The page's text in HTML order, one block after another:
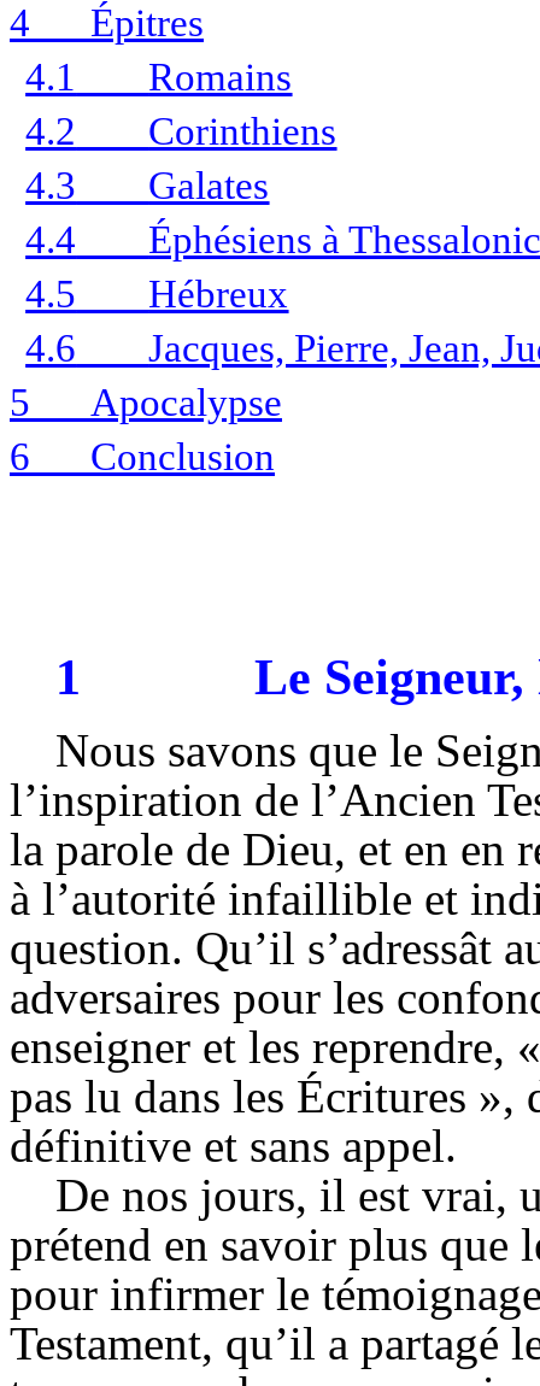
4
Épitres
4.1
Romains
4.2
Corinthiens
4.3
Galates
4.4
Éphésiens à
4.5
Hébreux
4.6
Jacques, Pierre, Jean,
5
Apocalypse
6
Conclusion
1 Le
Nous savons que le
l’inspiration de l’Ancien
la parole de Dieu, et en en
à l’autorité infaillible et
question. Qu’il s’adressât
adversaires pour les
enseigner et les reprendre,
pas lu dans les Écritures »,
définitive et sans appel.
De nos jours, il est vrai,
prétend en savoir plus que
pour infirmer le
Testament, qu’il a partagé